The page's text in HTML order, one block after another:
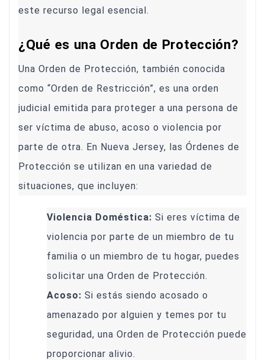
este recurso legal esencial.
¿Qué es una Orden de Protección?
Una Orden de Protección, también conocida
como “Orden de Restricción”, es una orden
judicial emitida para proteger a una persona de
ser víctima de abuso, acoso o violencia por
parte de otra. En Nueva Jersey, las Órdenes de
Protección se utilizan en una variedad de
situaciones, que incluyen:
Violencia Doméstica: Si eres víctima de
violencia por parte de un miembro de tu
familia o un miembro de tu hogar, puedes
solicitar una Orden de Protección.
Acoso: Si estás siendo acosado o
amenazado por alguien y temes por tu
seguridad, una Orden de Protección puede
proporcionar alivio.